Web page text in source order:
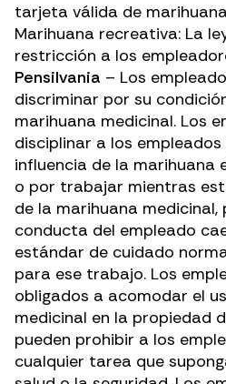
tarjeta válida de
Marihuana recreativa: La
restricción a los
Pensilvania – Los
discriminar por su
marihuana medicinal. Los
disciplinar a los
influencia de la marihuana
o por trabajar mientras
de la marihuana
conducta del empleado
estándar de cuidado
para ese trabajo. Los
obligados a acomodar el
medicinal en la propiedad
pueden prohibir a los
cualquier tarea que